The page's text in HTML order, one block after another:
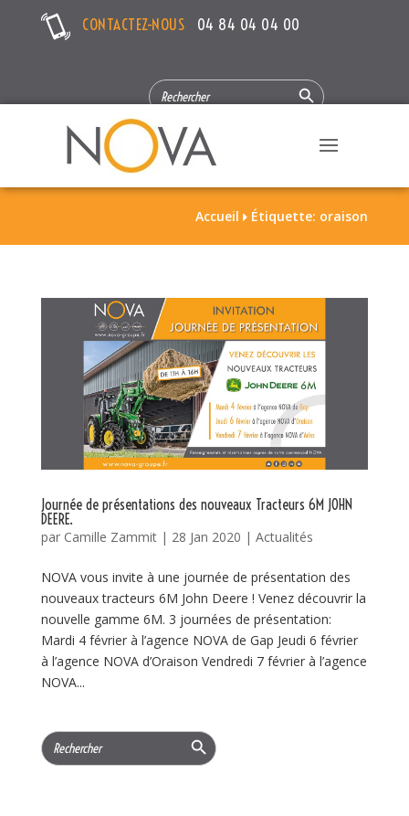
CONTACTEZ-NOUS 04 84 04 04 00
SEARCH
FOR:
Search Button
Accueil  Étiquette: oraison
Journée de présentations des nouveaux Tracteurs 6M JOHN
DEERE.
par Camille Zammit| 28 Jan 2020 | Actualités
NOVA vous invite à une journée de présentation des
nouveaux tracteurs 6M John Deere ! Venez découvrir la
nouvelle gamme 6M. 3 journées de présentation:
Mardi 4 février à l’agence NOVA de Gap Jeudi 6 février
à l’agence NOVA d’Oraison Vendredi 7 février à l’agence
NOVA...
Search
for:
Search Button